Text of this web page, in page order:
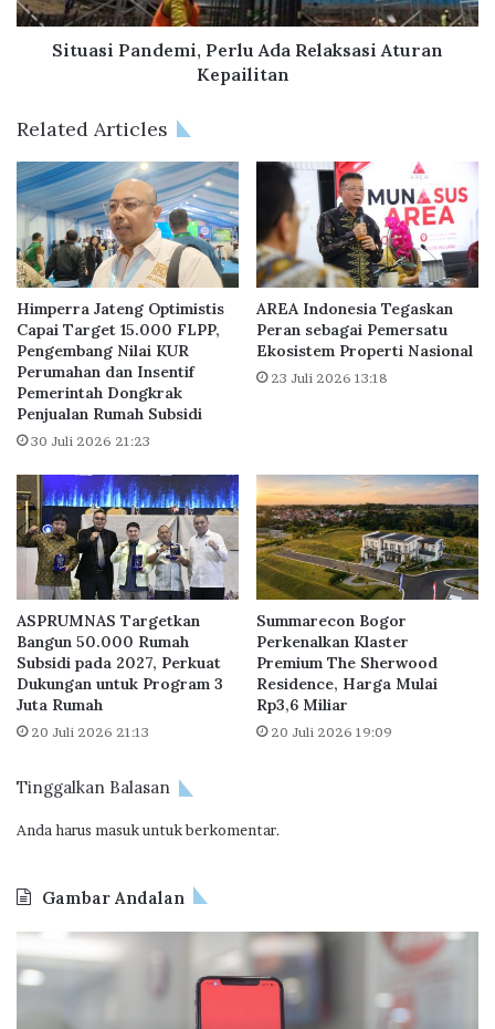
l
d
i
J
a
o
d
e
t
a
b
e
k
D
o
p
e
s
i
k
a
n
a
i
,
P
e
l
u
A
d
a
R
e
l
a
s
a
s
t
u
r
a
n
K
a
l
a
n
Situasi Pandemi, Perlu Ada Relaksasi Aturan
Kepailitan
Related Articles
Himperra Jateng Optimistis
Capai Target 15.000 FLPP,
Pengembang Nilai KUR
Perumahan dan Insentif
Pemerintah Dongkrak
Penjualan Rumah Subsidi
30 Juli 2026 21:23
AREA Indonesia Tegaskan
Peran sebagai Pemersatu
Ekosistem Properti Nasional
23 Juli 2026 13:18
ASPRUMNAS Targetkan
Bangun 50.000 Rumah
Subsidi pada 2027, Perkuat
Dukungan untuk Program 3
Juta Rumah
20 Juli 2026 21:13
Summarecon Bogor
Perkenalkan Klaster
Premium The Sherwood
Residence, Harga Mulai
Rp3,6 Miliar
20 Juli 2026 19:09
Tinggalkan Balasan
Anda harus masukuntuk berkomentar.
Gambar Andalan
O
d